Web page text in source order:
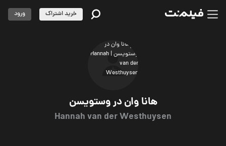
هانا وان در وستویسن
Hannah van der Westhuysen
خرید اشتراک ورود